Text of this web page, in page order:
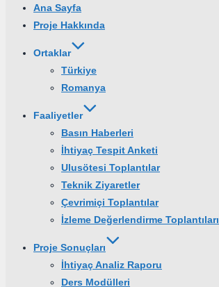
Ana Sayfa
Proje Hakkında
Ortaklar
Türkiye
Romanya
Faaliyetler
Basın Haberleri
İhtiyaç Tespit Anketi
Ulusötesi Toplantılar
Teknik Ziyaretler
Çevrimiçi Toplantılar
İzleme Değerlendirme Toplantıları
Proje Sonuçları
İhtiyaç Analiz Raporu
Ders Modülleri